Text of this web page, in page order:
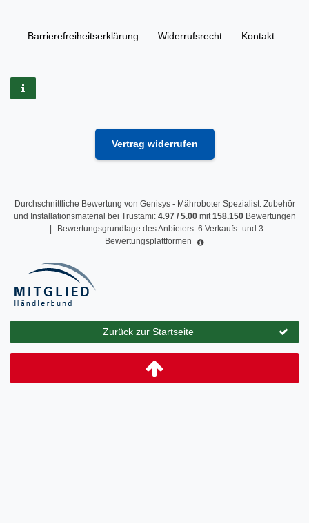
Barrierefreiheitserklärung Widerrufs­recht Kontakt
Vertrag widerrufen
Durchschnittliche Bewertung von Genisys - Mähroboter Spezialist: Zubehör
und Installationsmaterial bei Trustami: 4.97/ 5.00mit158.150 Bewertungen
Bewertungsgrundlage des Anbieters: 6 Verkaufs- und 3
Bewertungsplattformen
Zurück zur Startseite